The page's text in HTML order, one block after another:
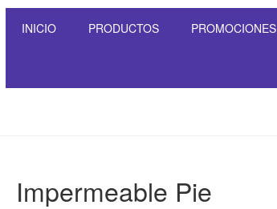
INICIO PRODUCTOS PROMOCIONES
Impermeable Pie